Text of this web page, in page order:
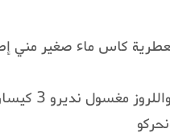
كاس ماء صغير مني
نحمرو الشعرية في شوية الزبدة